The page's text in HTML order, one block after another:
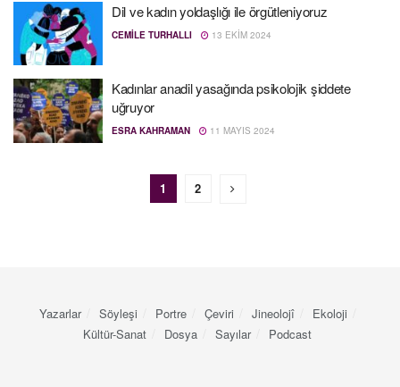
Dil ve kadın yoldaşlığı ile örgütleniyoruz
CEMILE TURHALLI 13 EKIM 2024
Kadınlar anadil yasağında psikolojik şiddete
uğruyor
ESRA KAHRAMAN 11 MAYIS 2024
1 2
Yazarlar Söyleşi Portre Çeviri Jineolojî
Ekoloji
Kültür-Sanat
Dosya Sayılar Podcast